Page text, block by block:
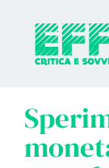
contenuto